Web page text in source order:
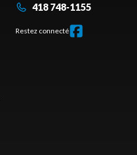
418 748-1155
Restez connecté